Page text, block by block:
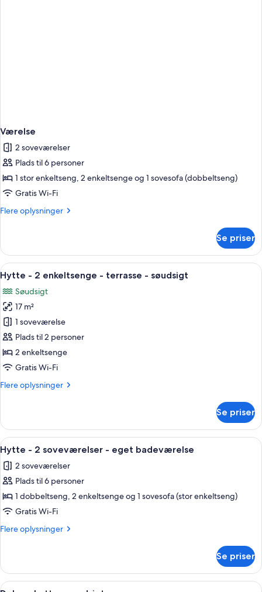
Værelse
2 soveværelser
Plads til 6 personer
1 stor enkeltseng, 2 enkeltsenge og 1 sovesofa (dobbeltseng)
Gratis Wi-Fi
Flere oplysninger
Flere
Se priser
Indlæs
alle
billeder
af
Hytte
-
2
enkeltsenge
terrasse
2
Hytte - 2 enkeltsenge - terrasse - søudsigt
Søudsigt
17 m²
1 soveværelse
Plads til 2 personer
2 enkeltsenge
Gratis Wi-Fi
Flere oplysninger
Flere
-
enkeltsenge
terrasse
Se priser
Indlæs
alle
billeder
af
Hytte
-
2
soveværelser
eget
badeværelse
Et værelse med sofa, spisebord
4
Hytte - 2 soveværelser - eget badeværelse
2 soveværelser
Plads til 6 personer
1 dobbeltseng, 2 enkeltsenge og 1 sovesofa (stor enkeltseng)
Gratis Wi-Fi
Flere oplysninger
Flere
-
Se priser
Indlæs Deluxe-hytte - søudsigt |